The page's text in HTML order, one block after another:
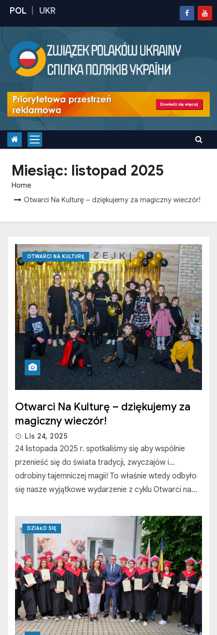
t
Miesiąc: listopad 2025
Home
Otwarci Na Kulturę – dziękujemy za magiczny wieczór!
OTWARCI NA KULTURĘ
Otwarci Na Kulturę – dziękujemy za
magiczny wieczór!
Lis 24, 2025
24 listopada 2025 r. spotkaliśmy się aby wspólnie
przenieść się do świata tradycji, zwyczajów i…
odrobiny tajemniczej magii! To właśnie wtedy odbyło
się nasze wyjątkowe wydarzenie z cyklu Otwarci na…
DZIAŁO SIĘ